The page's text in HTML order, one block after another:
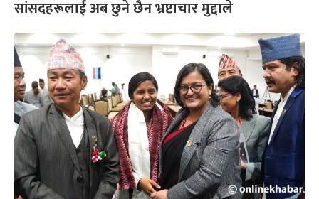
सांसदहरूलाई अब छुने छैन भ्रष्टाचार मुद्दाले